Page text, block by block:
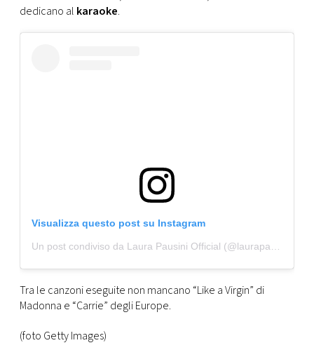
CONSIGLIA
dedicano al karaoke.
Visualizza questo post su Instagram
Un post condiviso da Laura Pausini Official (@laurapausini)
Tra le canzoni eseguite non mancano “Like a Virgin” di
Madonna e “Carrie” degli Europe.
(foto Getty Images)